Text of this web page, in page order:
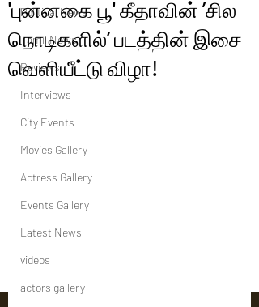
Political News
Tamil News
Reviews
Interviews
City Events
Movies Gallery
Actress Gallery
Events Gallery
Latest News
videos
actors gallery
'புன்னகை பூ' கீதாவின் ’சில
நொடிகளில்’ படத்தின் இசை
வெளியீட்டு விழா!